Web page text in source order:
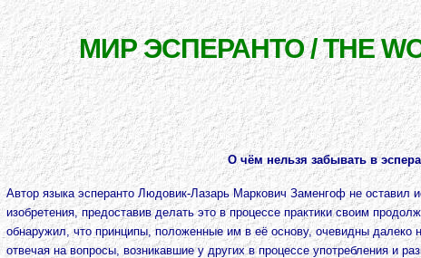
МИР ЭСПЕРАНТО / THE
О чём нельзя забывать в
Автор языка эсперанто Людовик-Лазарь Маркович Заменгоф не оставил
изобретения, предоставив делать это в процессе практики своим
обнаружил, что принципы, положенные им в её основу, очевидны
отвечая на вопросы, возникавшие у других в процессе употребления и